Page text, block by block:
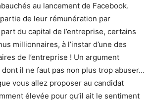
au lancement de Facebook.
de leur rémunération par
du capital de l’entreprise, certains
millionnaires, à l’instar d’une des
de l’entreprise ! Un argument
dont il ne faut pas non plus trop abuser…
vous allez proposer au candidat
élevée pour qu’il ait le sentiment